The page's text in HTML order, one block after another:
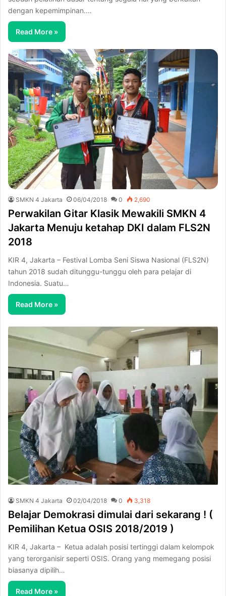
dengan kepemimpinan.…
Read More »
SMKN 4 Jakarta 06/04/2018 0 2,690
Perwakilan Gitar Klasik Mewakili SMKN 4
Jakarta Menuju ketahap DKI dalam FLS2N
2018
KIR 4, Jakarta – Festival Lomba Seni Siswa Nasional (FLS2N)
tahun 2018 sudah ditunggu-tunggu oleh para pelajar di
Indonesia. Suatu…
Read More »
SMKN 4 Jakarta 02/04/2018 0 3,318
Belajar Demokrasi dimulai dari sekarang ! (
Pemilihan Ketua OSIS 2018/2019 )
KIR 4, Jakarta – Ketua adalah posisi tertinggi dalam kelompok
yang terorganisir seperti OSIS. Orang yang memegang posisi
biasanya dipilih…
Read More »